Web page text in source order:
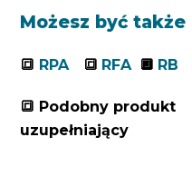
Możesz być
🔳 RPA 🔳 RFA 🔲 RB
🔳 Podobny
uzupełniający